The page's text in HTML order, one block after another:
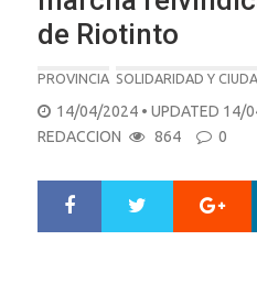
de Riotinto
PROVINCIA SOLIDARIDAD Y
POSTED
ON
14/04/2024 • UPDATED 14/
REDACCION
864 0